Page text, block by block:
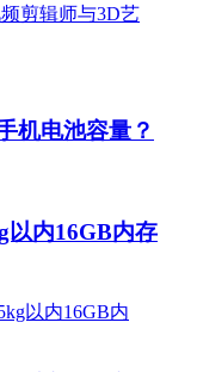
机电池容量？
以内16GB内存